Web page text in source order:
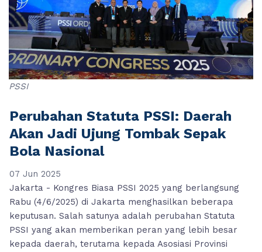
PSSI
Perubahan Statuta PSSI: Daerah
Akan Jadi Ujung Tombak Sepak
Bola Nasional
07 Jun 2025
Jakarta - Kongres Biasa PSSI 2025 yang berlangsung
Rabu (4/6/2025) di Jakarta menghasilkan beberapa
keputusan. Salah satunya adalah perubahan Statuta
PSSI yang akan memberikan peran yang lebih besar
kepada daerah, terutama kepada Asosiasi Provinsi